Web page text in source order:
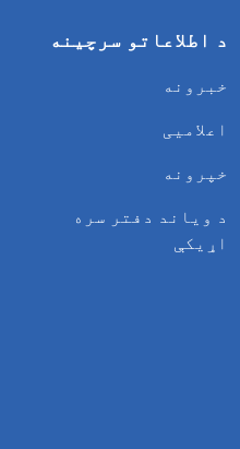
د اطلاعاتو سرچینه
خبرونه
اعلامیی
خپرونه
د وياند دفتر سره
اړیکې